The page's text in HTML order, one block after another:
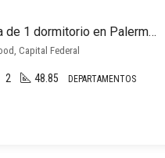
Departamento en venta de 1 dormitorio en Palermo Hollywood
Capital Federal
2 48.85 DEPARTAMENTOS